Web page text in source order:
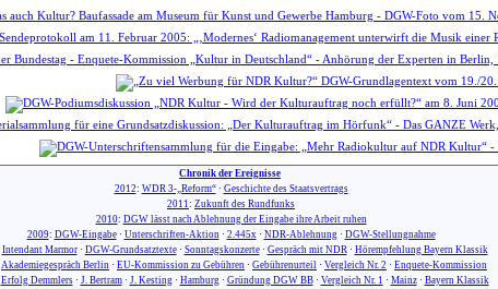
Chronik der Ereignisse
2012: WDR 3-„Reform“· Geschichte des Staatsvertrags
2011: Zukunft des Rundfunks
2010: DGW lässt nach Ablehnung der Eingabe ihre Arbeit ruhen
2009: DGW-Eingabe· Unterschriften-Aktion· 2.445x· NDR-Ablehnung· DGW-Stellungnahme
Intendant Marmor· DGW-Grundsatztexte· Sonntagskonzerte· Gespräch mit NDR· Hörempfehlung Bayern Klassik
Akademiegespräch Berlin · EU-Kommission zu Gebühren · Gebührenurteil · Vergleich Nr. 2 · Enquete-Kommission
Erfolg Demmlers· J. Bertram· J. Kesting· Hamburg· Gründung DGW BB· Vergleich Nr. 1 · Mainz· Bayern Klassik